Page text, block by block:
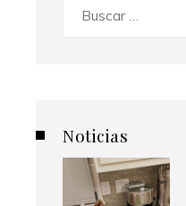
Noticias